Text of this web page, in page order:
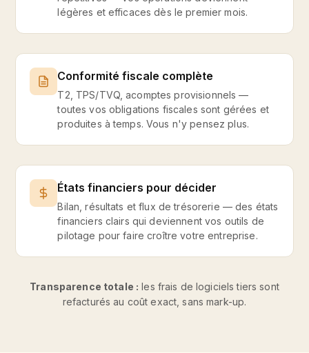
légères et efficaces dès le premier mois.
Conformité fiscale complète
T2, TPS/TVQ, acomptes provisionnels —
toutes vos obligations fiscales sont gérées et
produites à temps. Vous n'y pensez plus.
États financiers pour décider
Bilan, résultats et flux de trésorerie — des états
financiers clairs qui deviennent vos outils de
pilotage pour faire croître votre entreprise.
Transparence totale : les frais de logiciels tiers sont
refacturés au coût exact, sans mark-up.